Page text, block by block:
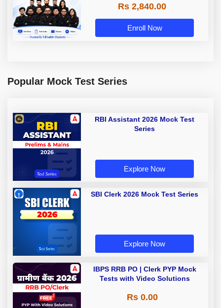
Rs 2,840.00
Enroll Now
Popular Mock Test Series
RBI Assistant 2026 Mock Test
Series
Explore Now
SBI Clerk 2026 Mock Test Series
Explore Now
IBPS RRB PO | Clerk PYP Mock
Tests with Video Solutions
Rs 0.00